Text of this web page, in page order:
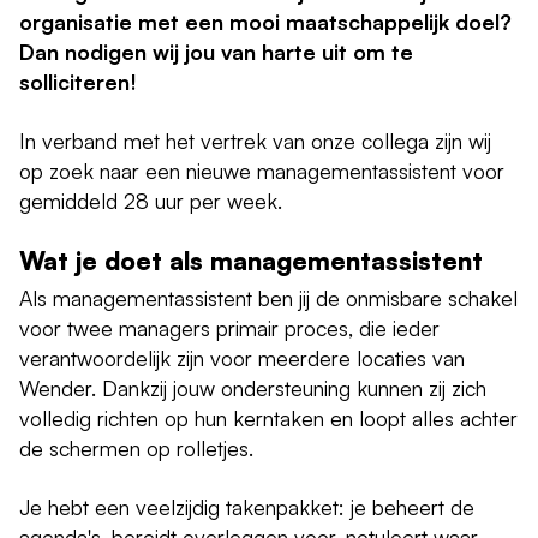
organisatie met een mooi maatschappelijk doel?
Dan nodigen wij jou van harte uit om te
solliciteren!
In verband met het vertrek van onze collega zijn wij
op zoek naar een nieuwe managementassistent voor
gemiddeld 28 uur per week.
Wat je doet als managementassistent
Als managementassistent ben jij de onmisbare schakel
voor twee managers primair proces, die ieder
verantwoordelijk zijn voor meerdere locaties van
Wender. Dankzij jouw ondersteuning kunnen zij zich
volledig richten op hun kerntaken en loopt alles achter
de schermen op rolletjes.
Je hebt een veelzijdig takenpakket: je beheert de